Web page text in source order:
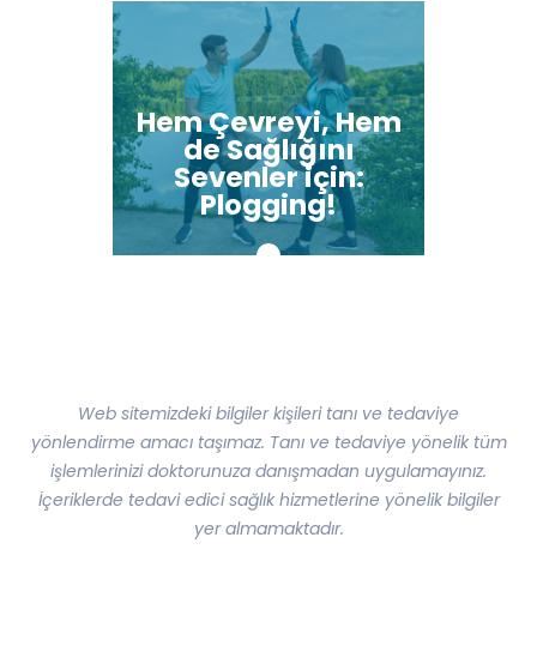
Hem Çevreyi, Hem
de Sağlığını
Sevenler için:
Plogging!
Web sitemizdeki bilgiler kişileri tanı ve tedaviye
yönlendirme amacı taşımaz. Tanı ve tedaviye yönelik tüm
işlemlerinizi doktorunuza danışmadan uygulamayınız.
İçeriklerde tedavi edici sağlık hizmetlerine yönelik bilgiler
yer almamaktadır.